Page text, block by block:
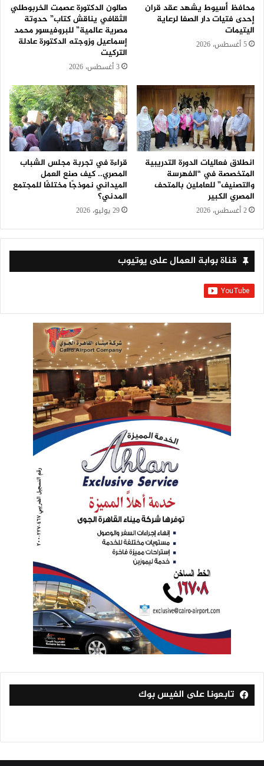
محافظ أسيوط يشهد عقد قران
إحدى فتيات دار الصفا لرعاية
اليتيمات
5 أغسطس، 2026
صالون الدكتورة عصمت الخربوطلي
الثقافي يناقش كتاب” حدوتة
مصرية عالمية” للبروفيسور محمد
إسماعيل وزوجته الدكتورة عادلة
التركيت
3 أغسطس، 2026
انطلاق فعاليات الدورة التدريبية
المتخصصة في “الفهرسة
والتصنيف” للعاملين بالمتحف
المصري الكبير
2 أغسطس، 2026
قراءة في تجربة مجلس الشباب
المصري.. كيف صنع العمل
الميداني نموذجًا مختلفًا للمجتمع
المدني؟
29 يوليو، 2026
قناة بوابة العمال على يوتيوب
تابعونا على الفيس بوك